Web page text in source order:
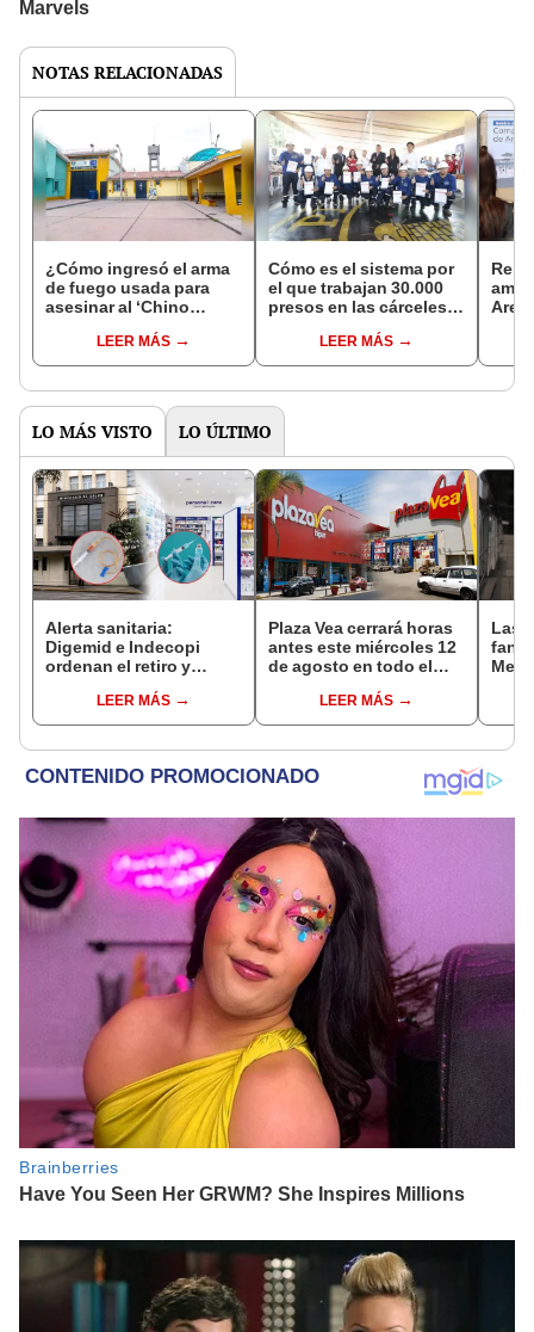
NOTAS RELACIONADAS
¿Cómo ingresó el arma
de fuego usada para
asesinar al ‘Chino
Juliaca?LEER MÁS
Cómo es el sistema por
el que trabajan 30.000
presos en las cárceles
LEER MÁS
LO MÁS VISTO LO ÚLTIMO
Alerta sanitaria:
Digemid e Indecopi
ordenan el retiro y
productos médicos
contra el cáncer por
LEER MÁS
Plaza Vea cerrará horas
antes este miércoles 12
de agosto en todo el
hasta las 7 p.m.
LEER MÁS
Las